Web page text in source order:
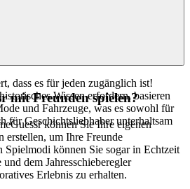
dass es für jeden zugänglich ist!
Wissen erfordern, basieren
und Fahrzeuge, was es sowohl für
für Geschichtsliebhaber unterhaltsam
mit Freunden spielen?
können Sie Ihre eigenen
erstellen, um Ihre Freunde
Spielmodi können Sie sogar in Echtzeit
dem Jahresschieberegler
Erlebnis zu erhalten.